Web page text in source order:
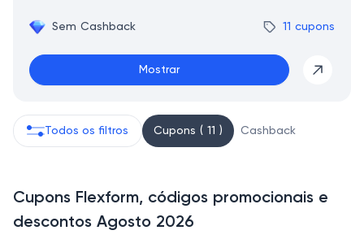
Sem Cashback 11 cupons
Mostrar
Todos os filtros Cupons ( 11 ) Cashback
Cupons Flexform, códigos promocionais e
descontos Agosto 2026